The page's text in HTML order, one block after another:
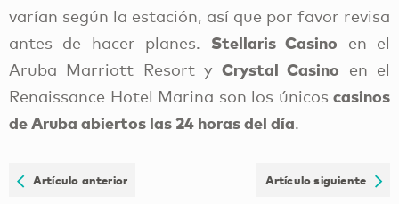
varían según la estación, así que por favor revisa
antes de hacer planes. Stellaris Casino en el
Aruba Marriott Resort yCrystal Casino en el
Renaissance Hotel Marina son los únicos casinos
de Aruba abiertos las 24 horas del día.
Artículo anterior Artículo siguiente